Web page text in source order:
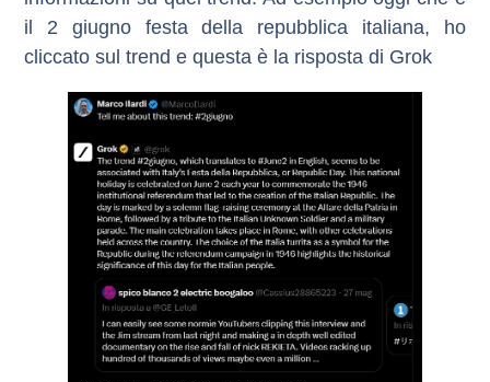
il 2 giugno festa della repubblica italiana, ho
cliccato sul trend e questa è la risposta di Grok